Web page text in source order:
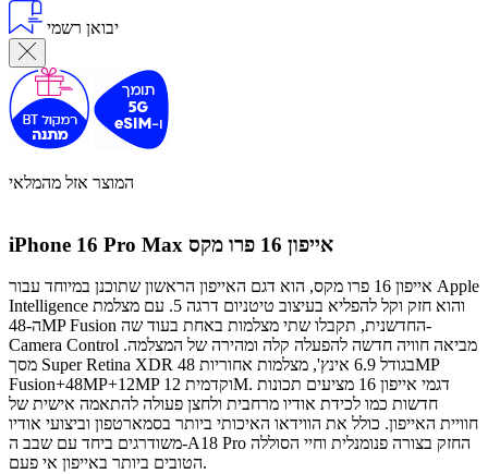
יבואן רשמי
המוצר אזל מהמלאי
iPhone 16 Pro Max אייפון 16 פרו מקס
אייפון 16 פרו מקס, הוא דגם האייפון הראשון שתוכנן במיוחד עבור Apple
Intelligence והוא חזק וקל להפליא בעיצוב טיטניום דרגה 5. עם מצלמת
ה-48MP Fusion החדשנית, תקבלו שתי מצלמות באחת בעוד שה-
Camera Control מביאה חוויה חדשה להפעלה קלה ומהירה של המצלמה.
מסך Super Retina XDR בגודל 6.9 אינץ', מצלמות אחוריות 48MP
Fusion+48MP+12MP וקדמית 12M. דגמי אייפון 16 מציעים תכונות
חדשות כמו לכידת אודיו מרחבית ולחצן פעולה להתאמה אישית של
חוויית האייפון. כולל את הווידאו האיכותי ביותר בסמארטפון וביצועי אודיו
משודרגים ביחד עם שבב ה-A18 Pro החזק בצורה פנומנלית וחיי הסוללה
הטובים ביותר באייפון אי פעם.